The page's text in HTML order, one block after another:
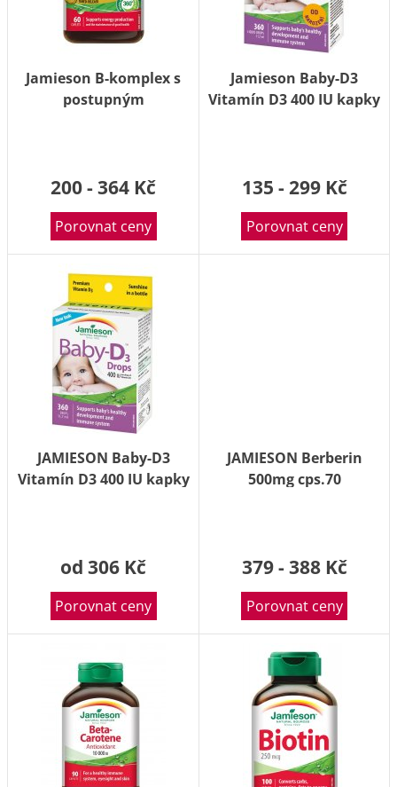
Jamieson B-komplex s
postupným
200 - 364 Kč
Porovnat ceny
Jamieson Baby-D3
Vitamín D3 400 IU kapky
135 - 299 Kč
Porovnat ceny
JAMIESON Baby-D3
Vitamín D3 400 IU kapky
od 306 Kč
Porovnat ceny
JAMIESON Berberin
500mg cps.70
379 - 388 Kč
Porovnat ceny